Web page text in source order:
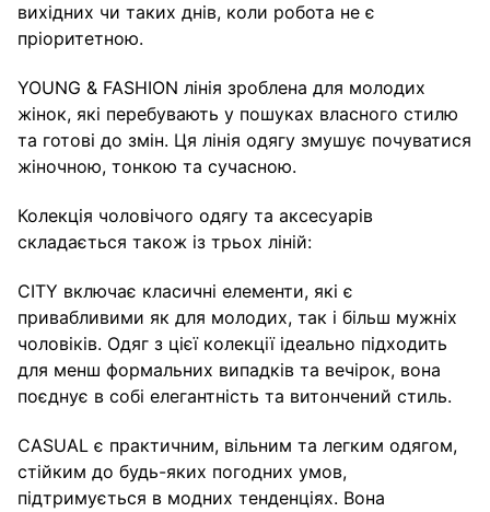
вихідних чи таких днів, коли робота не є
пріоритетною.
YOUNG & FASHION лінія зроблена для молодих
жінок, які перебувають у пошуках власного стилю
та готові до змін. Ця лінія одягу змушує почуватися
жіночною, тонкою та сучасною.
Колекція чоловічого одягу та аксесуарів
складається також із трьох ліній:
CITY включає класичні елементи, які є
привабливими як для молодих, так і більш мужніх
чоловіків. Одяг з цієї колекції ідеально підходить
для менш формальних випадків та вечірок, вона
поєднує в собі елегантність та витончений стиль.
CASUAL є практичним, вільним та легким одягом,
стійким до будь-яких погодних умов,
підтримується в модних тенденціях. Вона